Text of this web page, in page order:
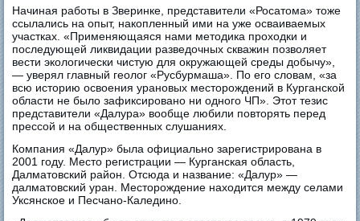
Начиная работы в Зверинке, представители «Росатома» тоже
ссылались на опыт, накопленный ими на уже осваиваемых
участках. «Применяющаяся нами методика проходки и
последующей ликвидации разведочных скважин позволяет
вести экологически чистую для окружающей среды добычу»,
— уверял главный геолог «Русбурмаша». По его словам, «за
всю историю освоения урановых месторождений в Курганской
области не было зафиксировано ни одного ЧП». Этот тезис
представители «Далура» вообще любили повторять перед
прессой и на общественных слушаниях.
Компания «Далур» была официально зарегистрирована в
2001 году. Место регистрации — Курганская область,
Далматовский район. Отсюда и название: «Далур» —
далматовский уран. Месторождение находится между селами
Уксянское и Песчано-Каледино.